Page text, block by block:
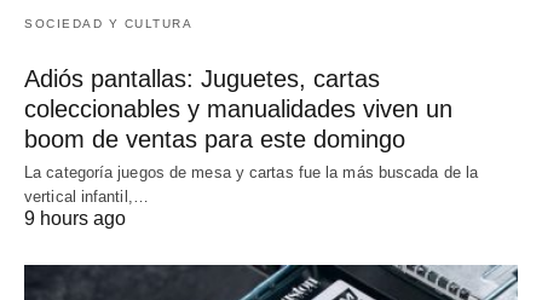
SOCIEDAD Y CULTURA
Adiós pantallas: Juguetes, cartas
coleccionables y manualidades viven un
boom de ventas para este domingo
La categoría juegos de mesa y cartas fue la más buscada de la
vertical infantil,…
9 hours ago